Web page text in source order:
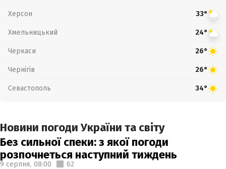
Херсон 33°
Хмельницький 24°
Черкаси 26°
Чернігів 26°
Севастополь 34°
Новини погоди України та світу
Без сильної спеки: з якої погоди
розпочнеться наступний тиждень
9 серпня, 08:00 62